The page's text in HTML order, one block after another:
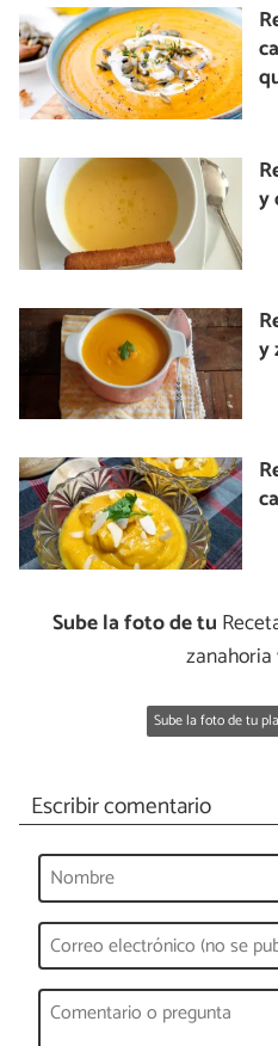
y
y
Sube la foto de tu
Sube la foto de tu
Escribir comentario